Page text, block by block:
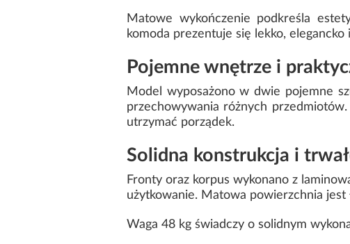
Matowe wykończenie podkreśla
komoda prezentuje się lekko, elegancko
Pojemne wnętrze i
Model wyposażono w dwie pojemne
przechowywania różnych
utrzymać porządek.
Solidna konstrukcja i
Fronty oraz korpus wykonano z
użytkowanie. Matowa powierzchnia
Waga 48 kg świadczy o solidnym